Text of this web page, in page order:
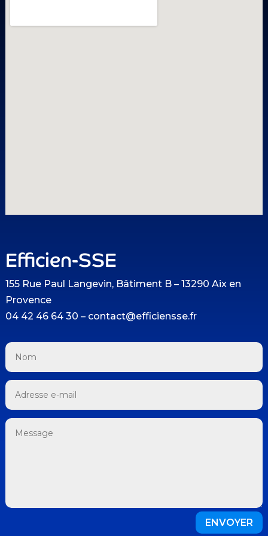
Efficien-SSE
155 Rue Paul Langevin, Bâtiment B – 13290 Aix en
Provence
04 42 46 64 30 – contact@efficiensse.fr
ENVOYER